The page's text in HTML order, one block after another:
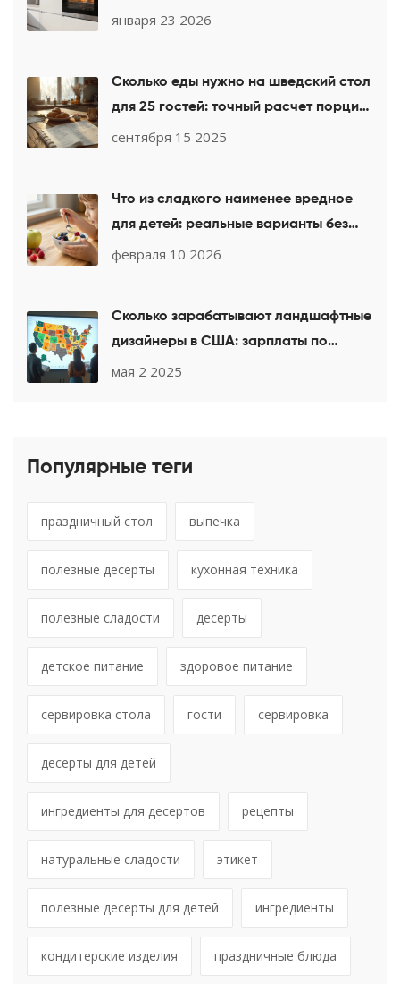
января 23 2026
Сколько еды нужно на шведский стол
для 25 гостей: точный расчет порций
и меню
сентября 15 2025
Что из сладкого наименее вредное
для детей: реальные варианты без
сахара и добавок
февраля 10 2026
Сколько зарабатывают ландшафтные
дизайнеры в США: зарплаты по
штатам и факторы роста дохода
мая 2 2025
Популярные теги
праздничный стол выпечка
полезные десерты кухонная техника
полезные сладости десерты
детское питание здоровое питание
сервировка стола гости сервировка
десерты для детей
ингредиенты для десертов рецепты
натуральные сладости этикет
полезные десерты для детей ингредиенты
кондитерские изделия праздничные блюда